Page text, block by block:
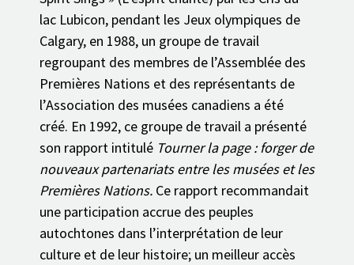
lac Lubicon, pendant les Jeux olympiques de
Calgary, en 1988, un groupe de travail
regroupant des membres de l’Assemblée des
Premières Nations et des représentants de
l’Association des musées canadiens a été
créé. En 1992, ce groupe de travail a présenté
son rapport intitulé Tourner la page : forger de
nouveaux partenariats entre les musées et les
Premières Nations. Ce rapport recommandait
une participation accrue des peuples
autochtones dans l’interprétation de leur
culture et de leur histoire; un meilleur accès